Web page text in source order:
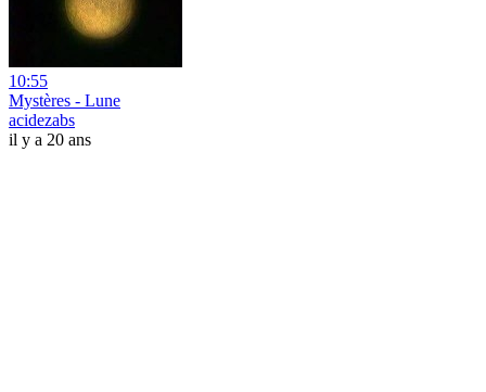
10:55
Mystères - Lune
acidezabs
il y a 20 ans